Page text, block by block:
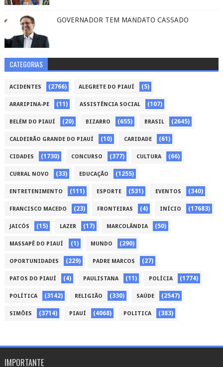
GOVERNADOR TEM MANDATO CASSADO
CATEGORIAS
ACIDENTES (2766) ALEGRETE DO PIAUÍ (5)
ARARIPINA-PE (11) ASSISTÊNCIA SOCIAL (107)
BELÉM DO PIAUÍ (20) BIZARRO (655) BRASIL (2645)
CALDEIRÃO GRANDE DO PIAUÍ (10) CARIDADE (61)
CIDADES (1730) CONCURSO (377) CULTURA (66)
CURRAL NOVO (33) EDUCAÇÃO (1255)
ENTRETENIMENTO (111) ESPORTE (531) EVENTOS (340)
FRANCISCO MACEDO (23) FRONTEIRAS (4) INÍCIO (17683)
JAICÓS (15) LAZER (17) MARCOLÂNDIA (50)
MASSAPÊ DO PIAUÍ (1) MUNDO (290)
OPORTUNIDADES (229) PADRE MARCOS (27)
PATOS DO PIAUÍ (4) PAULISTANA (11) POLÍCIA (1774)
POLÍTICA (3142) RELIGIÃO (330) SAÚDE (2547)
SIMÕES (3714) PIAUÍ (4068) POLITICA (383)
IMPORTANTE